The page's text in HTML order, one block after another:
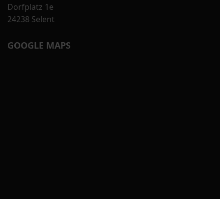
Dorfplatz 1e
24238 Selent
GOOGLE MAPS